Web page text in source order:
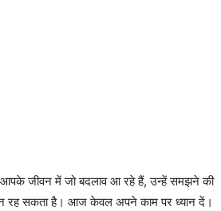
आपके जीवन में जो बदलाव आ रहे हैं, उन्हें समझने की
रह सकता है। आज केवल अपने काम पर ध्यान दें।